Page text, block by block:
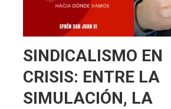
SINDICALISMO EN
CRISIS: ENTRE LA
SIMULACIÓN, LA